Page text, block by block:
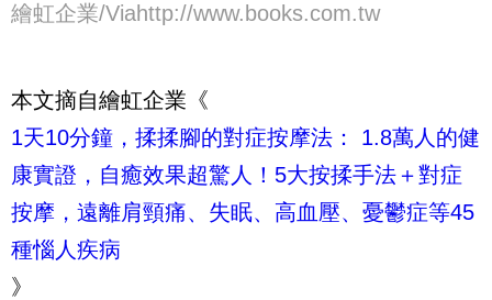
繪虹企業/Viahttp://www.books.com.tw
本文摘自繪虹企業《
1天10分鐘，揉揉腳的對症按摩法： 1.8萬人的健
康實證，自癒效果超驚人！5大按揉手法＋對症
按摩，遠離肩頸痛、失眠、高血壓、憂鬱症等45
種惱人疾病
》